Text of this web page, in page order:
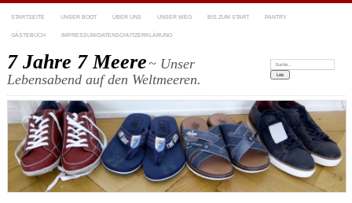
STARTSEITE UNSER BOOT ÜBER UNS UNSER WEG BIS ZUM START PANTRY
GÄSTEBUCH IMPRESSUM/DATENSCHUTZERKLÄRUNG
7 Jahre 7 Meere~ Unser
Lebensabend auf den Weltmeeren.
Suchen: